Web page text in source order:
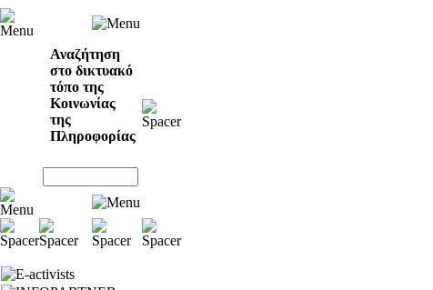
Αναζήτηση
στο δικτυακό
τόπο της
Κοινωνίας
της
Πληροφορίας